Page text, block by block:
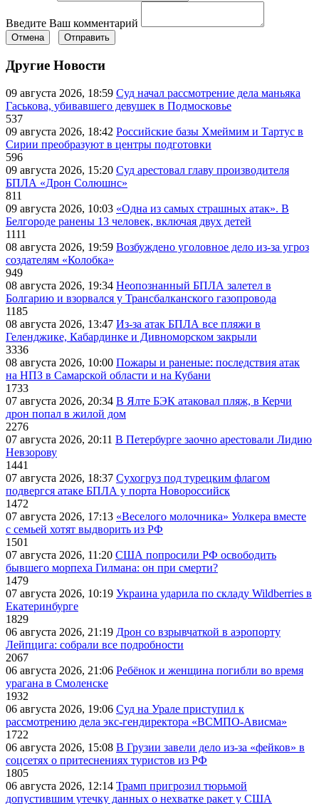
Введите Ваш комментарий
Отмена Отправить
Другие Новости
09 августа 2026, 18:59 Суд начал рассмотрение дела маньяка
Гаськова, убивавшего девушек в Подмосковье
537
09 августа 2026, 18:42 Российские базы Хмеймим и Тартус в
Сирии преобразуют в центры подготовки
596
09 августа 2026, 15:20 Суд арестовал главу производителя
БПЛА «Дрон Солюшнс»
811
09 августа 2026, 10:03 «Одна из самых страшных атак». В
Белгороде ранены 13 человек, включая двух детей
1111
08 августа 2026, 19:59 Возбуждено уголовное дело из-за угроз
создателям «Колобка»
949
08 августа 2026, 19:34 Неопознанный БПЛА залетел в
Болгарию и взорвался у Трансбалканского газопровода
1185
08 августа 2026, 13:47 Из-за атак БПЛА все пляжи в
Геленджике, Кабардинке и Дивноморском закрыли
3336
08 августа 2026, 10:00 Пожары и раненые: последствия атак
на НПЗ в Самарской области и на Кубани
1733
07 августа 2026, 20:34 В Ялте БЭК атаковал пляж, в Керчи
дрон попал в жилой дом
2276
07 августа 2026, 20:11 В Петербурге заочно арестовали Лидию
Невзорову
1441
07 августа 2026, 18:37 Сухогруз под турецким флагом
подвергся атаке БПЛА у порта Новороссийск
1472
07 августа 2026, 17:13 «Веселого молочника» Уолкера вместе
с семьей хотят выдворить из РФ
1501
07 августа 2026, 11:20 США попросили РФ освободить
бывшего морпеха Гилмана: он при смерти?
1479
07 августа 2026, 10:19 Украина ударила по складу Wildberries в
Екатеринбурге
1829
06 августа 2026, 21:19 Дрон со взрывчаткой в аэропорту
Лейпцига: собрали все подробности
2067
06 августа 2026, 21:06 Ребёнок и женщина погибли во время
урагана в Смоленске
1932
06 августа 2026, 19:06 Суд на Урале приступил к
рассмотрению дела экс-гендиректора «ВСМПО-Ависма»
1722
06 августа 2026, 15:08 В Грузии завели дело из-за «фейков» в
соцсетях о притеснениях туристов из РФ
1805
06 августа 2026, 12:14 Трамп пригрозил тюрьмой
допустившим утечку данных о нехватке ракет у США